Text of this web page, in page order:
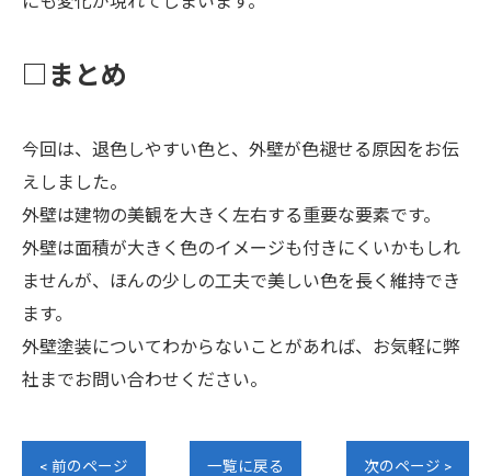
□まとめ
今回は、退色しやすい色と、外壁が色褪せる原因をお伝
えしました。
外壁は建物の美観を大きく左右する重要な要素です。
外壁は面積が大きく色のイメージも付きにくいかもしれ
ませんが、ほんの少しの工夫で美しい色を長く維持でき
ます。
外壁塗装についてわからないことがあれば、お気軽に弊
社までお問い合わせください。
< 前のページ 一覧に戻る 次のページ >